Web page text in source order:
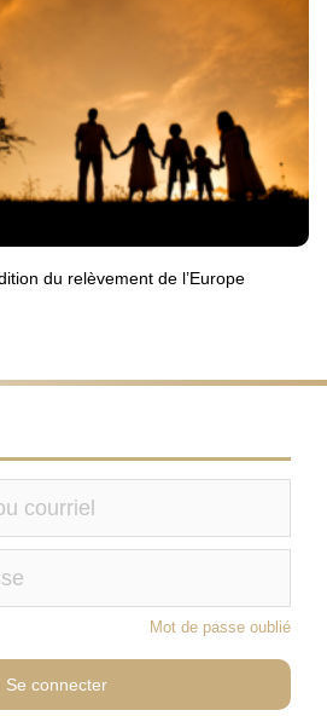
du relèvement de l’Europe
Mot de passe oublié